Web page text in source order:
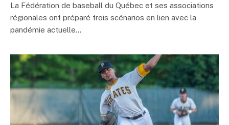
La Fédération de baseball du Québec et ses associations
régionales ont préparé trois scénarios en lien avec la
pandémie actuelle…